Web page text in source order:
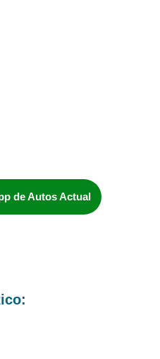
de Autos Actual